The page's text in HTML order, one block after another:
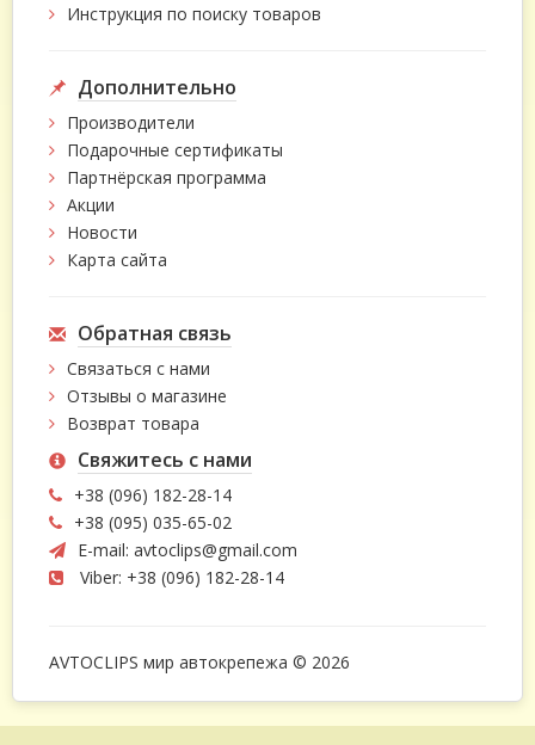
Инструкция по поиску товаров
Дополнительно
Производители
Подарочные сертификаты
Партнёрская программа
Акции
Новости
Карта сайта
Обратная связь
Связаться с нами
Отзывы о магазине
Возврат товара
Свяжитесь с нами
+38 (096) 182-28-14
+38 (095) 035-65-02
E-mail: avtoclips@gmail.com
Viber: +38 (096) 182-28-14
AVTOCLIPS мир автокрепежа © 2026